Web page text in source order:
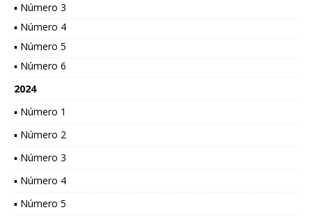
▪ Número 3
▪ Número 4
▪ Número 5
▪ Número 6
2024
▪ Número 1
▪ Número 2
▪ Número 3
▪ Número 4
▪ Número 5